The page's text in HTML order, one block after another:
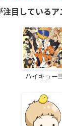
注目しているア
ハイキュー!!